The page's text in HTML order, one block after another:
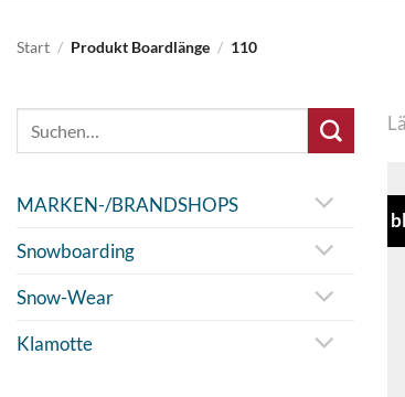
Start / Produkt Boardlänge / 110
MARKEN-/BRANDSHOPS
Snowboarding
Snow-Wear
Klamotte